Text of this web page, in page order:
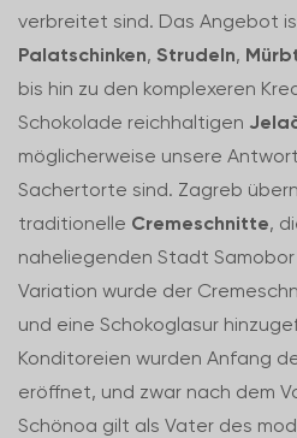
verbreitet sind. Das Angebot
Palatschinken, Strudeln,
bis hin zu den komplexeren
Schokolade reichhaltigen
möglicherweise unsere
Sachertorte sind. Zagreb
traditionelle Cremeschnitte,
naheliegenden Stadt
Variation wurde der
und eine Schokoglasur
Konditoreien wurden Anfang
eröffnet, und zwar nach dem
Schönoa gilt als Vater des